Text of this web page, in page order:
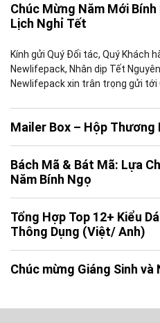
Chúc Mừng Năm Mới
Lịch Nghỉ Tết
Kính gửi Quý Đối tác, Quý Khách
Newlifepack, Nhân dịp Tết
Newlifepack xin trân trọng gửi tới
vì sự tin tưởng, đồng […]
Mailer Box – Hộp Thương
Bách Mã & Bát Mã: Lựa
Năm Bính Ngọ
Tổng Hợp Top 12+ Kiểu
Thông Dụng (Việt/ Anh)
Chúc mừng Giáng Sinh và